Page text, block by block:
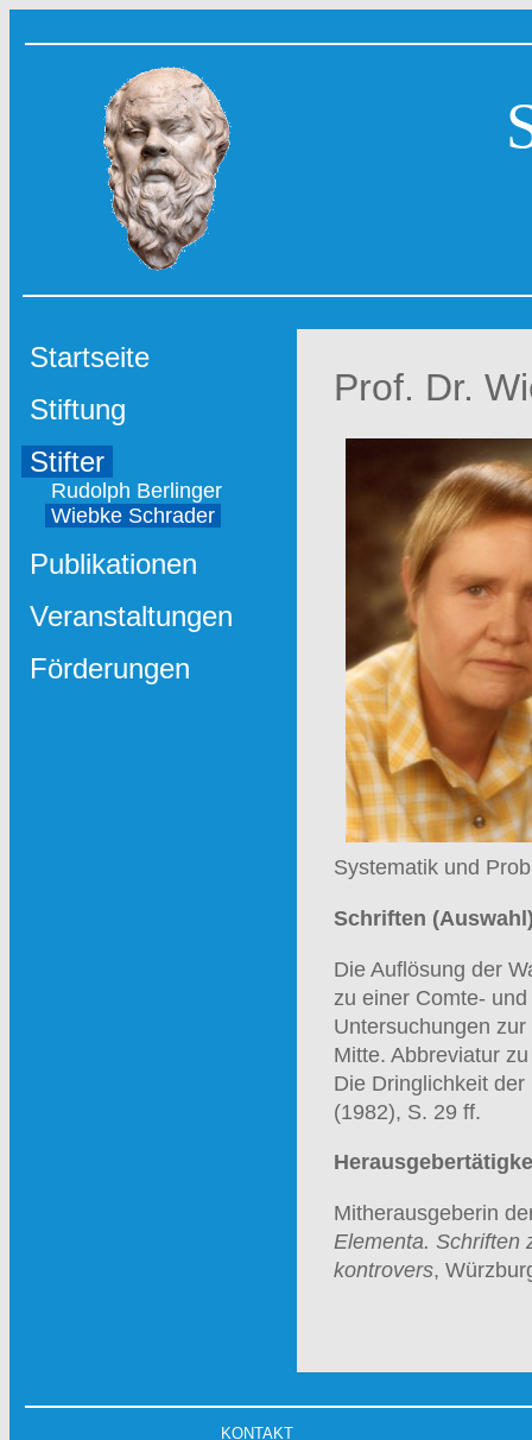
Startseite
Stiftung
Stifter
Rudolph Berlinger
Wiebke Schrader
Publikationen
Veranstaltungen
Förderungen
Prof. Dr.
Systematik und
Schriften
Die Auflösung der
zu einer Comte-
Untersuchungen
Mitte. Abbreviatur
Die Dringlichkeit
(1982), S. 29 ff.
Mitherausgeberin
Elementa. Schriften
kontrovers,
KONTAKT